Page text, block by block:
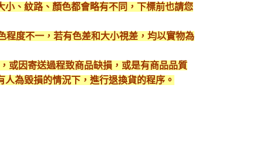
、紋路、顏色都會略有不同，下標前也請您
程度不一，若有色差和大小視差，均以實物為
或因寄送過程致商品缺損，或是有商品品質
為毀損的情況下，進行退換貨的程序。